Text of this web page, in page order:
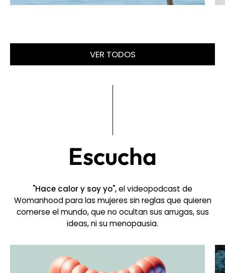
VER TODOS
Escucha
"Hace calor y soy yo",el videopodcast de
Womanhood para las mujeres sin reglas que quieren
comerse el mundo, que no ocultan sus arrugas, sus
ideas, ni su menopausia.